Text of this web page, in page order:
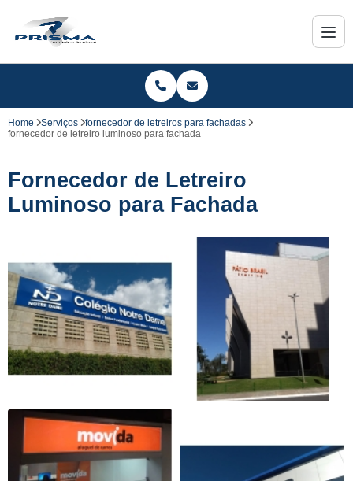
Home Serviços
fornecedor de letreiros para fachadas
fornecedor de letreiro luminoso para fachada
Fornecedor de Letreiro
Luminoso para Fachada